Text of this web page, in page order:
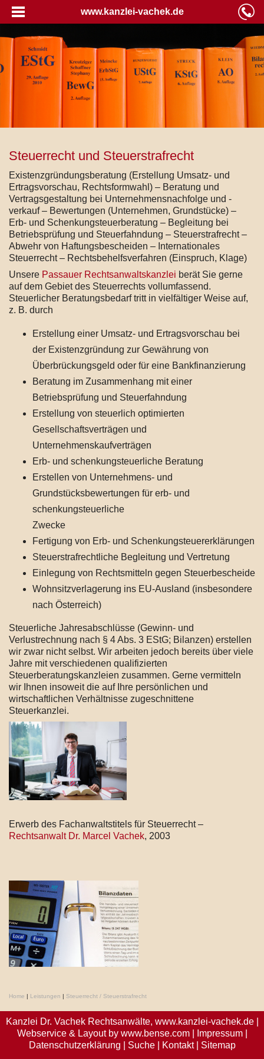
www.kanzlei-vachek.de
Steuerrecht und Steuerstrafrecht
Existenzgründungsberatung (Erstellung Umsatz- und
Ertragsvorschau, Rechtsformwahl) – Beratung und
Vertragsgestaltung bei Unternehmensnachfolge und -
verkauf – Bewertungen (Unternehmen, Grundstücke) –
Erb- und Schenkungsteuerberatung – Begleitung bei
Betriebsprüfung und Steuerfahndung – Steuerstrafrecht –
Abwehr von Haftungsbescheiden – Internationales
Steuerrecht – Rechtsbehelfsverfahren (Einspruch, Klage)
Unsere Passauer Rechtsanwaltskanzlei berät Sie gerne
auf dem Gebiet des Steuerrechts vollumfassend.
Steuerlicher Beratungsbedarf tritt in vielfältiger Weise auf,
z. B. durch
Erstellung einer Umsatz- und Ertragsvorschau bei
der Existenzgründung zur Gewährung von
Überbrückungsgeld oder für eine Bankfinanzierung
Beratung im Zusammenhang mit einer
Betriebsprüfung und Steuerfahndung
Erstellung von steuerlich optimierten
Gesellschaftsverträgen und
Unternehmenskaufverträgen
Erb- und schenkungsteuerliche Beratung
Erstellen von Unternehmens- und
Grundstücksbewertungen für erb- und
schenkungsteuerliche
Zwecke
Fertigung von Erb- und Schenkungsteuererklärungen
Steuerstrafrechtliche Begleitung und Vertretung
Einlegung von Rechtsmitteln gegen Steuerbescheide
Wohnsitzverlagerung ins EU-Ausland (insbesondere
nach Österreich)
Steuerliche Jahresabschlüsse (Gewinn- und
Verlustrechnung nach § 4 Abs. 3 EStG; Bilanzen) erstellen
wir zwar nicht selbst. Wir arbeiten jedoch bereits über viele
Jahre mit verschiedenen qualifizierten
Steuerberatungskanzleien zusammen. Gerne vermitteln
wir Ihnen insoweit die auf Ihre persönlichen und
wirtschaftlichen Verhältnisse zugeschnittene
Steuerkanzlei.
Erwerb des Fachanwaltstitels für Steuerrecht –
Rechtsanwalt Dr. Marcel Vachek, 2003
Home | Leistungen | Steuerrecht / Steuerstrafrecht
Kanzlei Dr. Vachek Rechtsanwälte, www.kanzlei-vachek.de|
Webservice & Layout by www.bense.com| Impressum|
Datenschutzerklärung
Suche| Kontakt| Sitemap